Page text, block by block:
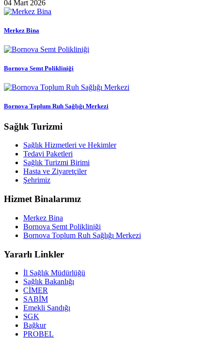
04 Mart 2026
Merkez Bina
Bornova Semt Polikliniği
Bornova Toplum Ruh Sağlığı Merkezi
Sağlık Turizmi
Sağlık Hizmetleri ve Hekimler
Tedavi Paketleri
Sağlık Turizmi Birimi
Hasta ve Ziyaretçiler
Şehrimiz
Hizmet Binalarımız
Merkez Bina
Bornova Semt Polikliniği
Bornova Toplum Ruh Sağlığı Merkezi
Yararlı Linkler
İl Sağlık Müdürlüğü
Sağlık Bakanlığı
CİMER
SABİM
Emekli Sandığı
SGK
Bağkur
PROBEL